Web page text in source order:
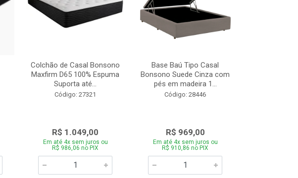
Colchão de Casal Bonsono
Maxfirm D65 100% Espuma
Suporta até...
Código: 27321
R$ 1.049,00
Em até 4x sem juros ou
R$ 986,06 no PIX
Base Baú Tipo Casal
Bonsono Suede Cinza com
pés em madeira 1...
Código: 28446
R$ 969,00
Em até 4x sem juros ou
R$ 910,86 no PIX